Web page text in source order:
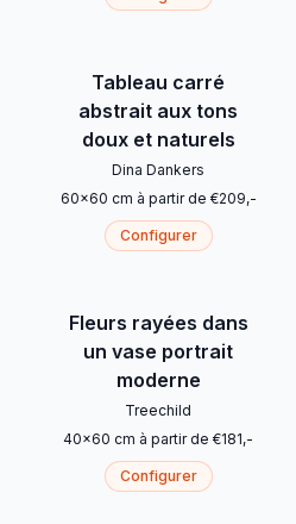
Tableau carré
abstrait aux tons
doux et naturels
Dina Dankers
60x60 cm à partir de €209,-
Configurer
Fleurs rayées dans
un vase portrait
moderne
Treechild
40x60 cm à partir de €181,-
Configurer